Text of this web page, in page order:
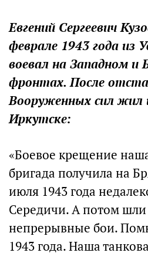
Евгений Сергеевич
феврале 1943 года из
воевал на Западном и
фронтах. После
Вооруженных сил жил
Иркутске:
«Боевое крещение
бригада получила на
июля 1943 года
Середичи. А потом
непрерывные бои.
1943 года. Наша